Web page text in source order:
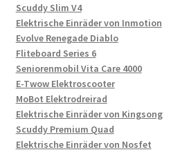
Scuddy Slim V4
Elektrische Einräder von Inmotion
Evolve Renegade Diablo
Fliteboard Series 6
Seniorenmobil Vita Care 4000
E-Twow Elektroscooter
MoBot Elektrodreirad
Elektrische Einräder von Kingsong
Scuddy Premium Quad
Elektrische Einräder von Nosfet